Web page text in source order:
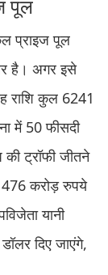
पूल
प्राइज पूल
है। अगर इसे
राशि कुल 6241
में 50 फीसदी
ट्रॉफी जीतने
476 करोड़ रुपये
यानी
दिए जाएंगे,